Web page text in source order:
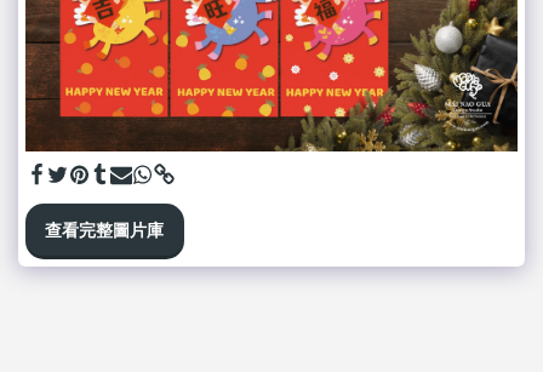
查看完整圖片庫